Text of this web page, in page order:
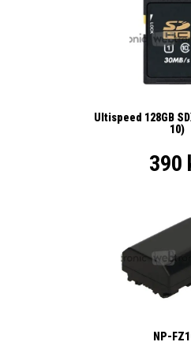
Ultispeed 128GB
10)
390
NP-